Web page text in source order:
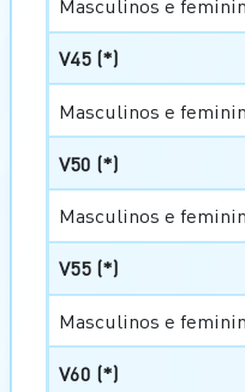
Masculinos e
V45 (*)
Masculinos e
V50 (*)
Masculinos e
V55 (*)
Masculinos e
V60 (*)